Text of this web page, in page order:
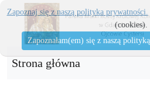
Strona główna
Zapoznaj się z naszą polityka prywatności.
(cookies).
Zapoznałam(em) się z naszą